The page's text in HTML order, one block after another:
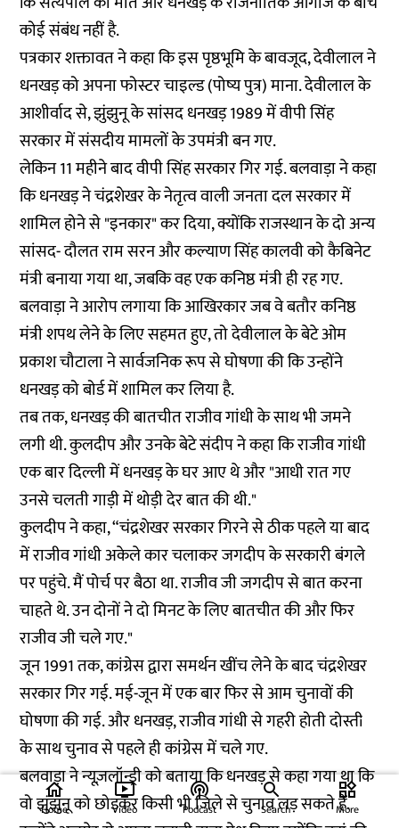
कोई संबंध नहीं है.
पत्रकार शक्तावत ने कहा कि इस पृष्ठभूमि के बावजूद, देवीलाल ने
धनखड़ को अपना फोस्टर चाइल्ड (पोष्य पुत्र) माना. देवीलाल के
आशीर्वाद से, झुंझुनू के सांसद धनखड़ 1989 में वीपी सिंह
सरकार में संसदीय मामलों के उपमंत्री बन गए.
लेकिन 11 महीने बाद वीपी सिंह सरकार गिर गई. बलवाड़ा ने कहा
कि धनखड़ ने चंद्रशेखर के नेतृत्व वाली जनता दल सरकार में
शामिल होने से "इनकार" कर दिया, क्योंकि राजस्थान के दो अन्य
सांसद- दौलत राम सरन और कल्याण सिंह कालवी को कैबिनेट
मंत्री बनाया गया था, जबकि वह एक कनिष्ठ मंत्री ही रह गए.
बलवाड़ा ने आरोप लगाया कि आखिरकार जब वे बतौर कनिष्ठ
मंत्री शपथ लेने के लिए सहमत हुए, तो देवीलाल के बेटे ओम
प्रकाश चौटाला ने सार्वजनिक रूप से घोषणा की कि उन्होंने
धनखड़ को बोर्ड में शामिल कर लिया है.
तब तक, धनखड़ की बातचीत राजीव गांधी के साथ भी जमने
लगी थी. कुलदीप और उनके बेटे संदीप ने कहा कि राजीव गांधी
एक बार दिल्ली में धनखड़ के घर आए थे और "आधी रात गए
उनसे चलती गाड़ी में थोड़ी देर बात की थी."
कुलदीप ने कहा, “चंद्रशेखर सरकार गिरने से ठीक पहले या बाद
में राजीव गांधी अकेले कार चलाकर जगदीप के सरकारी बंगले
पर पहुंचे. मैं पोर्च पर बैठा था. राजीव जी जगदीप से बात करना
चाहते थे. उन दोनों ने दो मिनट के लिए बातचीत की और फिर
राजीव जी चले गए."
जून 1991 तक, कांग्रेस द्वारा समर्थन खींच लेने के बाद चंद्रशेखर
सरकार गिर गई. मई-जून में एक बार फिर से आम चुनावों की
घोषणा की गई. और धनखड़, राजीव गांधी से गहरी होती दोस्ती
के साथ चुनाव से पहले ही कांग्रेस में चले गए.
बलवाड़ा ने न्यूज़लॉन्ड्री को बताया कि धनखड़ से कहा गया था कि
वो झुंझुनू को छोड़कर किसी भी जिले से चुनाव लड़ सकते हैं.
home
Home
ondemand_video
Video
podcasts
Podcast Search
widgets
More